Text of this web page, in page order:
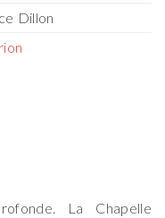
Dillon
La Chapelle